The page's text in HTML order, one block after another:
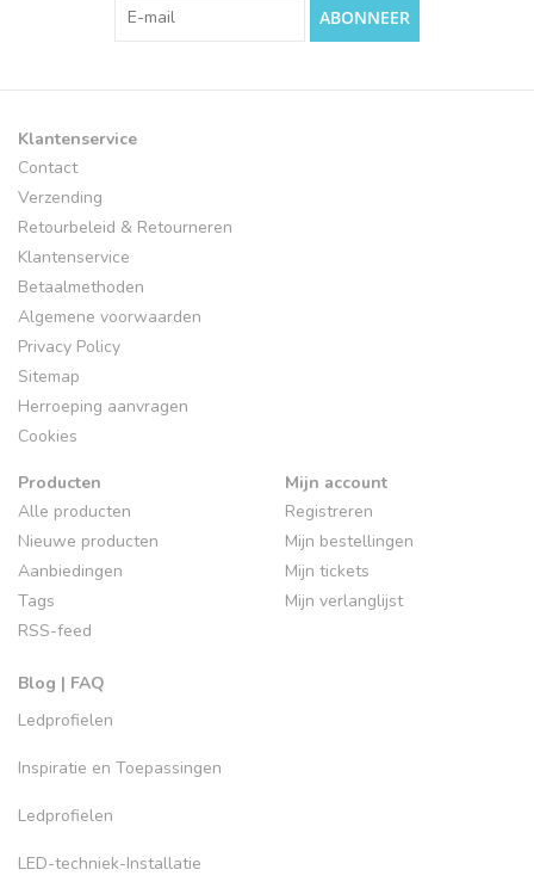
ABONNEER
Klantenservice
Contact
Verzending
Retourbeleid & Retourneren
Klantenservice
Betaalmethoden
Algemene voorwaarden
Privacy Policy
Sitemap
Herroeping aanvragen
Cookies
Producten
Alle producten
Nieuwe producten
Aanbiedingen
Tags
RSS-feed
Blog | FAQ
Ledprofielen
Inspiratie en Toepassingen
Ledprofielen
LED-techniek-Installatie
Mijn account
Registreren
Mijn bestellingen
Mijn tickets
Mijn verlanglijst